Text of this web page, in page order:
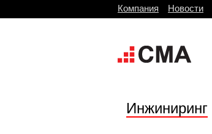
Компания Новости
Инжиниринг